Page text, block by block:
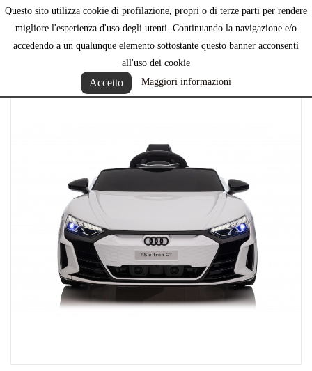
Questo sito utilizza cookie di profilazione, propri o di terze parti per rendere
migliore l'esperienza d'uso degli utenti. Continuando la navigazione e/o
accedendo a un qualunque elemento sottostante questo banner acconsenti
all'uso dei cookie
Accetto Maggiori informazioni
